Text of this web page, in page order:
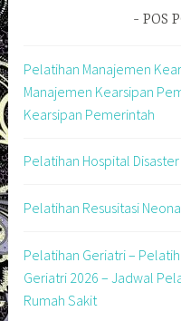
POS
Pelatihan Manajemen
Manajemen Kearsipan
Kearsipan Pemerintah
Pelatihan Hospital
Pelatihan Resusitasi
Pelatihan Geriatri –
Geriatri 2026 – Jadwal
Rumah Sakit